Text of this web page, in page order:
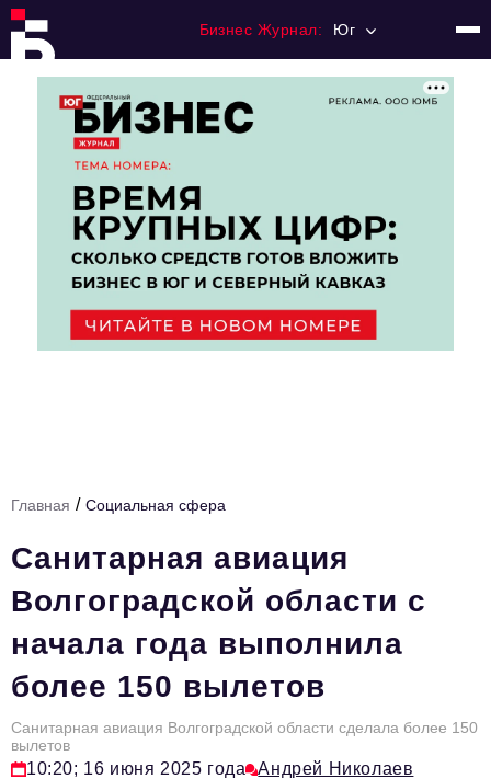
Бизнес Журнал: Юг
Франчайзинг
Номера журнала
Категории:
Финансы
Цитаты
Аналитика
Главное
Интервью
Сделано в России
Право
Главная / Социальная сфера
Санитарная авиация
Волгоградской области с
начала года выполнила
более 150 вылетов
Санитарная авиация Волгоградской области сделала более 150
вылетов
10:20; 16 июня 2025 года Андрей Николаев